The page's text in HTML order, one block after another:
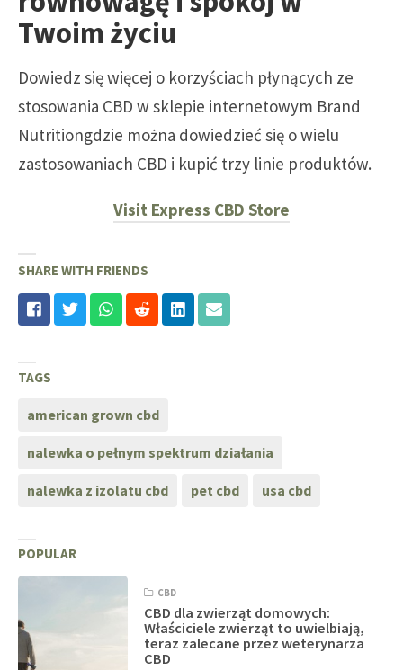
Twoim życiu
Dowiedz się więcej o korzyściach płynących ze
stosowania CBD w sklepie internetowym Brand
Nutritiongdzie można dowiedzieć się o wielu
zastosowaniach CBD i kupić trzy linie produktów.
Visit Express CBD Store
SHARE WITH FRIENDS
TAGS
american grown cbd
nalewka o pełnym spektrum działania
nalewka z izolatu cbd pet cbd usa cbd
POPULAR
CBD
CBD dla zwierząt domowych:
Właściciele zwierząt to uwielbiają,
teraz zalecane przez weterynarza
CBD